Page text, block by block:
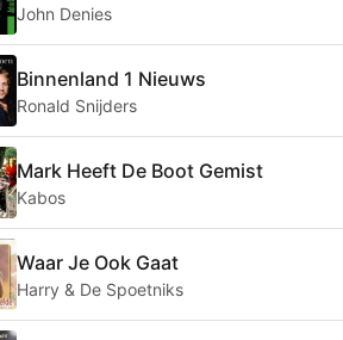
John Denies
Binnenland 1 Nieuws
Ronald Snijders
Mark Heeft De Boot Gemist
Kabos
Waar Je Ook Gaat
Harry & De Spoetniks